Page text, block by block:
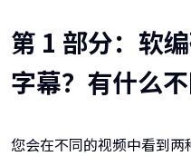
第 1 部分：软
字幕？有什么不
您会在不同的视频中看到